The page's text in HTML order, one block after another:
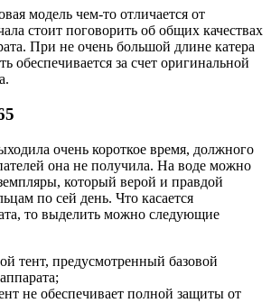
модель чем-то отличается от
стоит поговорить об общих качествах
При не очень большой длине катера
обеспечивается за счет оригинальной
очень короткое время, должного
она не получила. На воде можно
который верой и правдой
по сей день. Что касается
то выделить можно следующие
тент, предусмотренный базовой
не обеспечивает полной защиты от